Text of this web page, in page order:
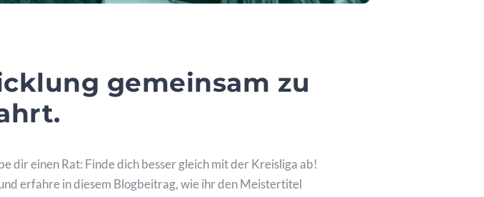
gemeinsam zu
dir einen Rat: Finde dich besser gleich mit der Kreisliga ab!
erfahre in diesem Blogbeitrag, wie ihr den Meistertitel